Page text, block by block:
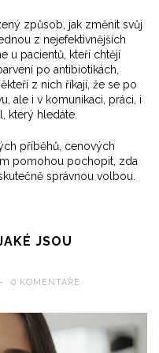
způsob, jak změnit svůj
z nejefektivnějších
u pacientů, kteří chtějí
po antibiotikách,
z nich říkají, že se po
ale i v komunikaci, práci, i
který hledáte.
příběhů, cenových
pomohou pochopit, zda
správnou volbou.
JSOU
0 KOMENTÁŘE